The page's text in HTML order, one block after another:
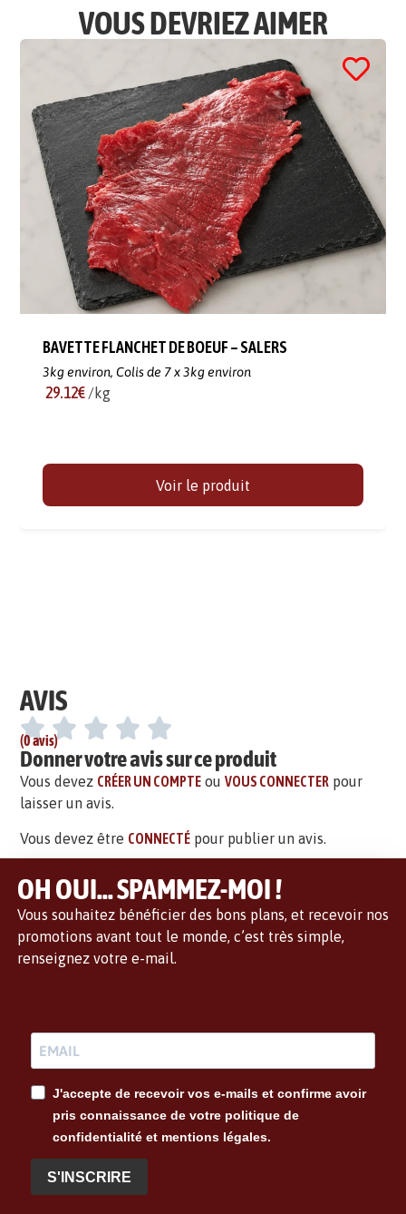
VOUS DEVRIEZ AIMER
BAVETTE FLANCHET DE BOEUF – SALERS
3kg environ, Colis de 7 x 3kg environ
29.12€ /kg
Voir le produit
AVIS
(0 avis)
Donner votre avis sur ce produit
Vous devez CRÉER UN COMPTE ouVOUS CONNECTER pour
laisser un avis.
Vous devez être CONNECTÉ pour publier un avis.
OH OUI... SPAMMEZ-MOI !
Vous souhaitez bénéficier des bons plans, et recevoir nos
promotions avant tout le monde, c’est très simple,
renseignez votre e-mail.
J'accepte de recevoir vos e-mails et confirme avoir
pris connaissance de votre politique de
confidentialité et mentions légales.
S'INSCRIRE